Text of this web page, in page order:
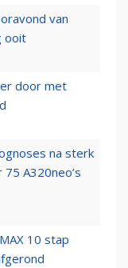
van
ooit
door met
na sterk
A320neo’s
10 stap